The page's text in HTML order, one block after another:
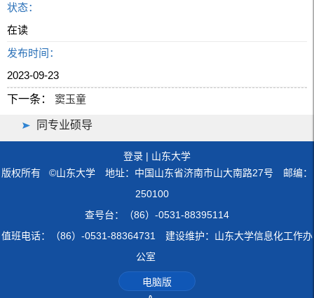
状态：
在读
发布时间：
2023-09-23
下一条：
窦玉童
同专业硕导
登录 | 山东大学
版权所有 ©山东大学 地址：中国山东省济南市山大南路27号 邮编：
250100
查号台：（86）-0531-88395114
值班电话：（86）-0531-88364731 建设维护：山东大学信息化工作办
公室
电脑版